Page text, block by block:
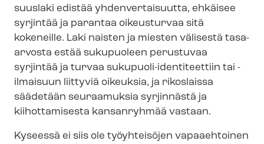
suus­la­ki edistää yhdenvertaisuutta, ehkäisee
syrjintää ja parantaa oikeusturvaa sitä
kokeneille. Laki naisten ja miesten välisestä tasa-
arvosta estää sukupuoleen perustuvaa
syrjintää ja turvaa sukupuoli-​identiteettiin tai -
ilmaisuun liittyviä oikeuksia, ja rikoslaissa
säädetään seuraamuksia syrjinnästä ja
kiihottamisesta kansanryhmää vastaan.
Kyseessä ei siis ole työyhteisöjen vapaaehtoinen